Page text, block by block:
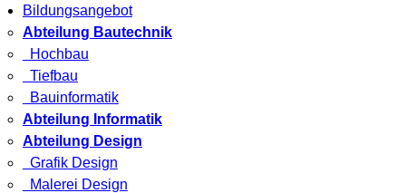
Bildungsangebot
Abteilung Bautechnik
Hochbau
Tiefbau
Bauinformatik
Abteilung Informatik
Abteilung Design
Grafik Design
Malerei Design